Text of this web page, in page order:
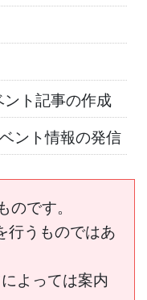
ト記事の作成
ント情報の発信
です。
行うものではあ
よっては案内